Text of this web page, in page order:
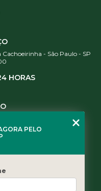
- São Paulo - SP
HORAS
PELO